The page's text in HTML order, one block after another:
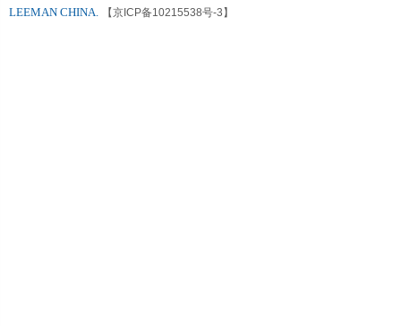
LEEMAN CHINA. 【京ICP备10215538号-3】